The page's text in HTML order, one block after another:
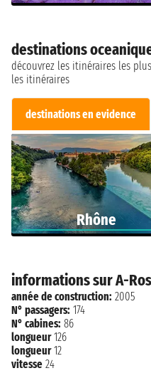
destinations
découvrez les itinéraires les
les itinéraires
destinations en evidence
Rhône
informations sur A-
année de construction: 2005
N° passagers: 174
N° cabines: 86
longueur 126
longueur 12
vitesse 24